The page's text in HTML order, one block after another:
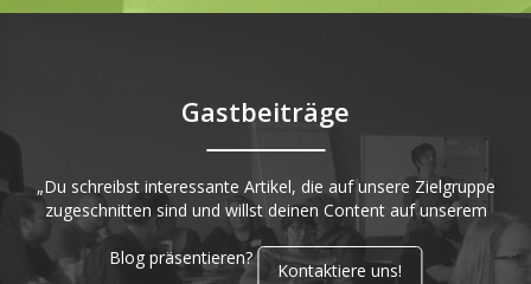
Gastbeiträge
„Du schreibst interessante Artikel, die auf unsere Zielgruppe
zugeschnitten sind und willst deinen Content auf unserem
Blog präsentieren?
Kontaktiere uns!